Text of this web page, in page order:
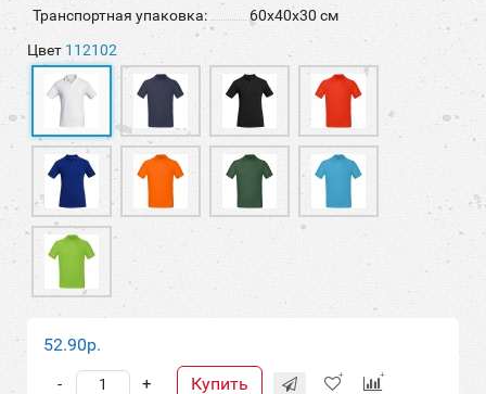
Транспортная упаковка:
60x40x30 см
Цвет 112102
52.90р.
+
- Купить